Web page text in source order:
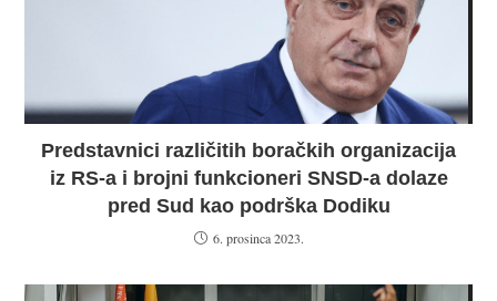
Predstavnici različitih boračkih organizacija
iz RS-a i brojni funkcioneri SNSD-a dolaze
pred Sud kao podrška Dodiku
6. prosinca 2023.